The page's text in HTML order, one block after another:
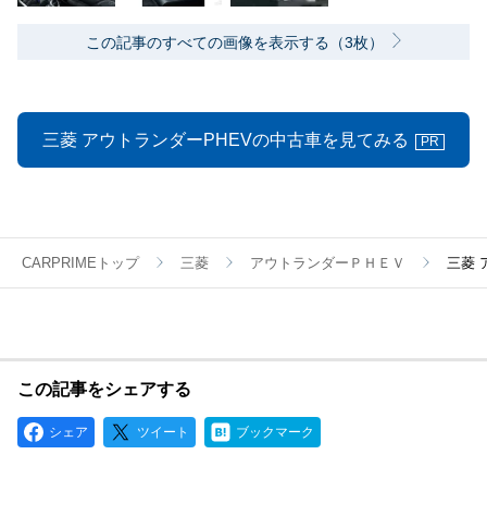
この記事のすべての画像を表示する（3枚）
三菱 アウトランダーPHEVの中古車を見てみる PR
CARPRIMEトップ 三菱 アウトランダーＰＨＥＶ 三菱
この記事をシェアする
シェア ツイート ブックマーク